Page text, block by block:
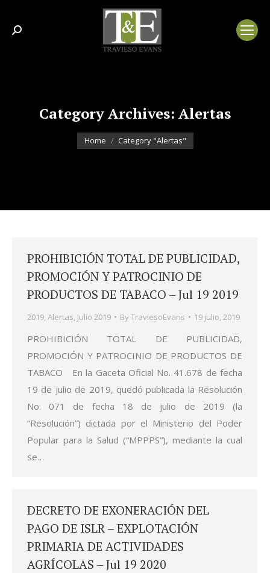
Search:
Category Archives: Alertas
You are here:
Home Category "Alertas"
PROHIBICIÓN TOTAL DE PUBLICIDAD,
PROMOCIÓN Y PATROCINIO DE
PRODUCTOS DE TABACO – Jul 19 2019
2019, Alertas, Julio 2019 ByTraviesoEvans 19 julio, 2019
PROHIBICIÓN TOTAL DE PUBLICIDAD,
PROMOCIÓN Y PATROCINIO DE PRODUCTOS DE
TABACO En la Gaceta Oficial No. 41.678 de fecha
19 de julio de 2019, quedó publicada la Resolución
No. 071 de fecha 18 de julio de 2019 (la
“Resolución”) dictada por el Ministerio del Poder
Popular para la Salud (“MPPPS”), mediante la cual
se…
DECRETO DE EXONERACIÓN DEL
PAGO DE ISLR – EXPLOTACIÓN
PRIMARIA DE ACTIVIDADES
AGRÍCOLAS – Jul 19 2020